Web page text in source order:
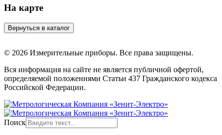
На карте
© 2026 Измерительные приборы. Все права защищены.
Вся информация на сайте не является публичной офертой,
определяемой положениями Статьи 437 Гражданского кодекса
Российской Федерации.
Поиск